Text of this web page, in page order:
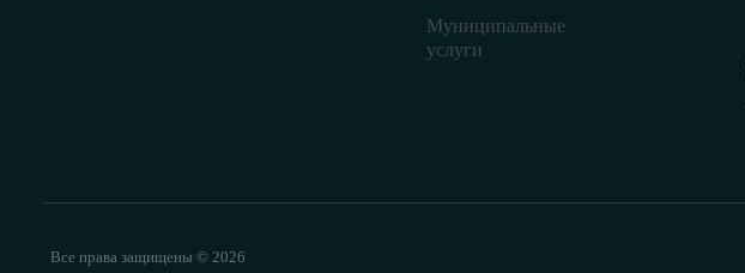
Муниципальные
услуги
Все права защищены © 2026